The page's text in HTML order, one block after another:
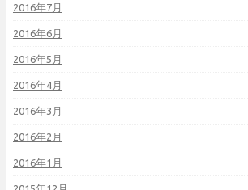
2016年7月
2016年6月
2016年5月
2016年4月
2016年3月
2016年2月
2016年1月